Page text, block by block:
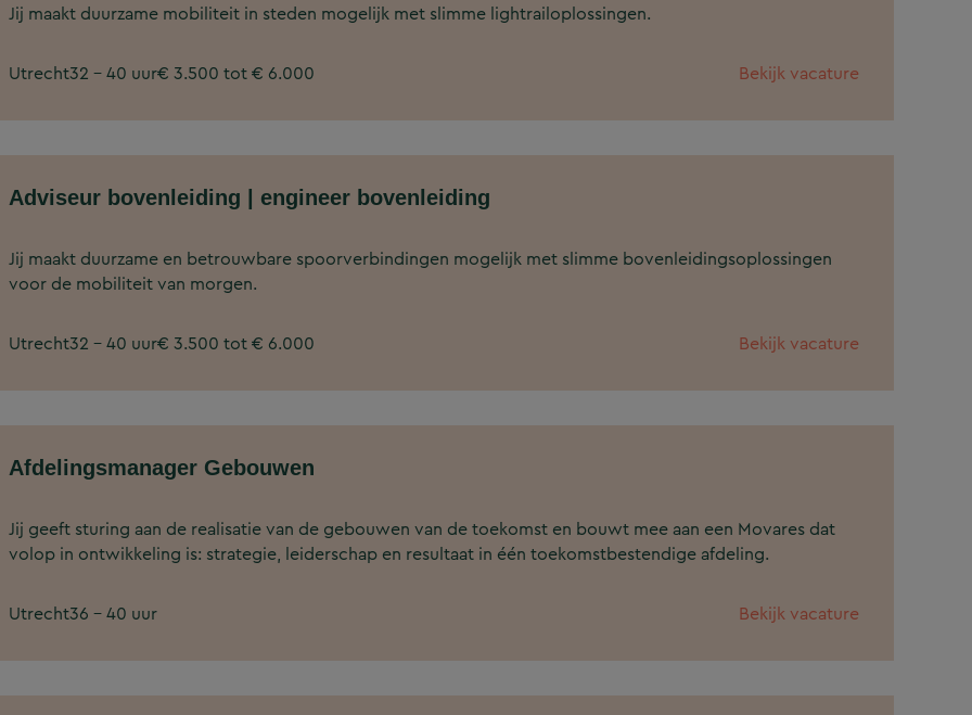
Jij maakt duurzame mobiliteit in steden mogelijk met slimme lightrailoplossingen.
Utrecht32 - 40 uur€ 3.500 tot € 6.000 Bekijk vacature
Adviseur bovenleiding | engineer bovenleiding
Jij maakt duurzame en betrouwbare spoorverbindingen mogelijk met slimme bovenleidingsoplossingen
voor de mobiliteit van morgen.
Utrecht32 - 40 uur€ 3.500 tot € 6.000 Bekijk vacature
Afdelingsmanager Gebouwen
Jij geeft sturing aan de realisatie van de gebouwen van de toekomst en bouwt mee aan een Movares dat
volop in ontwikkeling is: strategie, leiderschap en resultaat in één toekomstbestendige afdeling.
Utrecht36 - 40 uur Bekijk vacature